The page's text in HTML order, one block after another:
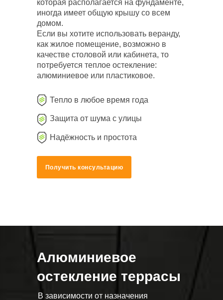
Тепло в любое время года
Защита от шума с улицы
Надёжность и простота
которая располагается на фундаменте,
иногда имеет общую крышу со всем
домом.
Если вы хотите использовать веранду,
как жилое помещение, возможно в
качестве столовой или кабинета, то
потребуется теплое остекление:
алюминиевое или пластиковое.
Получить консультацию
Алюминиевое
остекление террасы
В зависимости от назначения